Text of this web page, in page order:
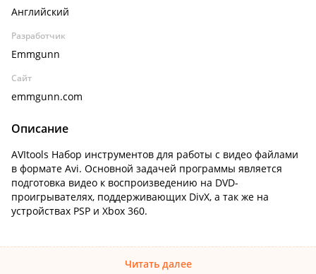
Английский
Разработчик
Emmgunn
Сайт
emmgunn.com
Описание
AVItools Набор инструментов для работы с видео файлами
в формате Avi. Основной задачей программы является
подготовка видео к воспроизведению на DVD-
проигрывателях, поддерживающих DivX, а так же на
устройствах PSP и Xbox 360.
Читать далее